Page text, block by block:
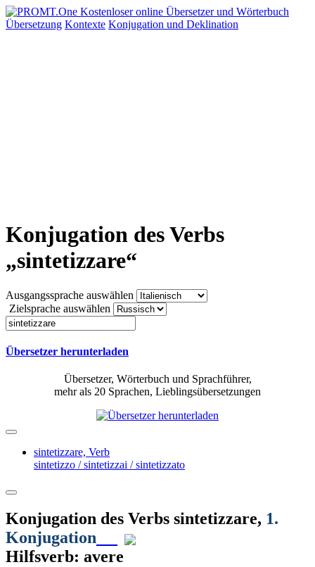
Übersetzung Kontexte Konjugation und Deklination
Konjugation des Verbs
„sintetizzare“
Ausgangssprache auswählen
Zielsprache auswählen
Übersetzer herunterladen
Übersetzer, Wörterbuch und Sprachführer,
mehr als 20 Sprachen, Lieblingsübersetzungen
sintetizzare, Verb
sintetizzo / sintetizzai / sintetizzato
Konjugation des Verbs sintetizzare, 1.
Konjugation
Hilfsverb: avere